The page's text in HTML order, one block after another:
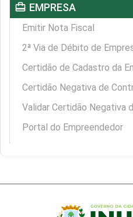
card_travel EMPRESA
Emitir Nota Fiscal
2ª Via de Débito de
Certidão de Cadastro da
Certidão Negativa de
Validar Certidão Negativa
Portal do Empreendedor